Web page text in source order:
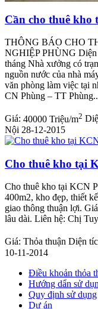
Cần cho thuê kho
THÔNG BÁO CHO
NGHIỆP PHÙNG Diện
tháng Nhà xưởng có
nguồn nước của nhà
văn phòng làm việc tại
CN Phùng – TT
Giá: 40000 Triệu/m2
Nội 28-12-2015
Cho thuê kho tại
Cho thuê kho tại KCN
400m2, kho đẹp, thiết
giao thông thuận lợi.
lâu dài. Liên hệ: Chị
Giá: Thỏa thuận Diện
10-11-2014
Điều khoản thỏa
Hướng dẩn sử
Quy định sử dụng
Dự án